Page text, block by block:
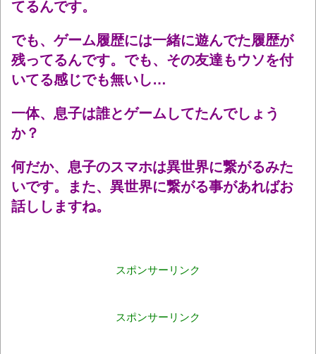
てるんです。
でも、ゲーム履歴には一緒に遊んでた履歴が
残ってるんです。でも、その友達もウソを付
いてる感じでも無いし…
一体、息子は誰とゲームしてたんでしょう
か？
何だか、息子のスマホは異世界に繋がるみた
いです。また、異世界に繋がる事があればお
話ししますね。
スポンサーリンク
スポンサーリンク